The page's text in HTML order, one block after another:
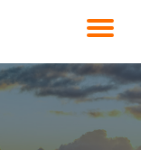
ナ
ビ
ゲ